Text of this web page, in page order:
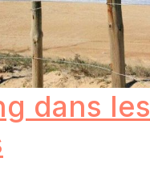
dans les